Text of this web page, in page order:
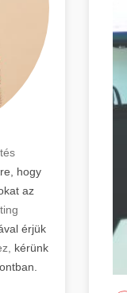
hogy
az
érjük
kérünk